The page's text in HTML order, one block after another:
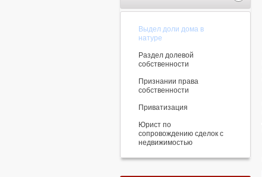
Выдел доли дома в
натуре
Раздел долевой
собственности
Признании права
собственности
Приватизация
Юрист по
сопровождению сделок с
недвижимостью